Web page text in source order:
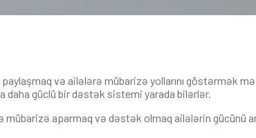
paylaşmaq və ailələrə mübarizə yollarını
daha güclü bir dəstək sistemi yarada bilərlər.
aparmaq və dəstək olmaq ailələrin gücünü